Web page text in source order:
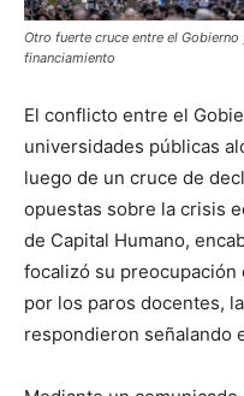
Otro fuerte cruce entre el
financiamiento
El conflicto entre el
universidades públicas
luego de un cruce de
opuestas sobre la crisis
de Capital Humano,
focalizó su preocupación
por los paros docentes,
respondieron señalando